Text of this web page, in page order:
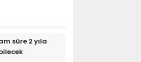
süre 2 yıla